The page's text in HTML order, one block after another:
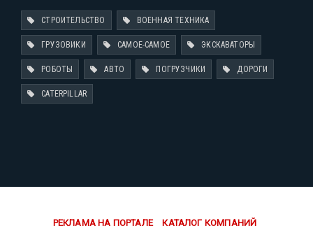
СТРОИТЕЛЬСТВО ВОЕННАЯ ТЕХНИКА
ГРУЗОВИКИ САМОЕ-САМОЕ ЭКСКАВАТОРЫ
РОБОТЫ АВТО ПОГРУЗЧИКИ ДОРОГИ
CATERPILLAR
РЕКЛАМА НА ПОРТАЛЕ КАТАЛОГ КОМПАНИЙ